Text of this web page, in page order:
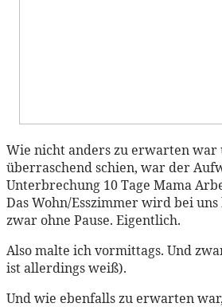
Wie nicht anders zu erwarten war
überraschend schien, war der
Unterbrechung 10 Tage Mama
Das Wohn/Esszimmer wird bei
zwar ohne Pause. Eigentlich.
Also malte ich vormittags. Und
ist allerdings weiß).
Und wie ebenfalls zu erwarten